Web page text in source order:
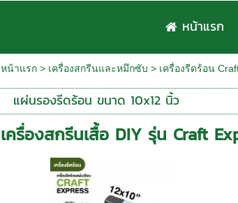
หน้าแรก
หน้าแรก> เครื่องสกรีนและหมึกซับ > เครื่องรีดร้อน
แผ่นรองรีดร้อน ขนาด 10x12 นิ้ว
เครื่องสกรีนเสื้อ DIY รุ่น Craft